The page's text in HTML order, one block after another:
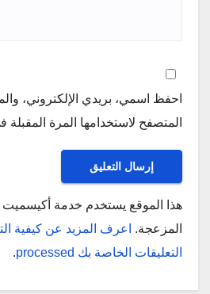
احفظ اسمي، بريدي الإلكتروني،
المتصفح لاستخدامها المرة المقبلة
هذا الموقع يستخدم خدمة أكيسميت
المزعجة.
اعرف المزيد عن كيفية
التعليقات الخاصة بك processed
.